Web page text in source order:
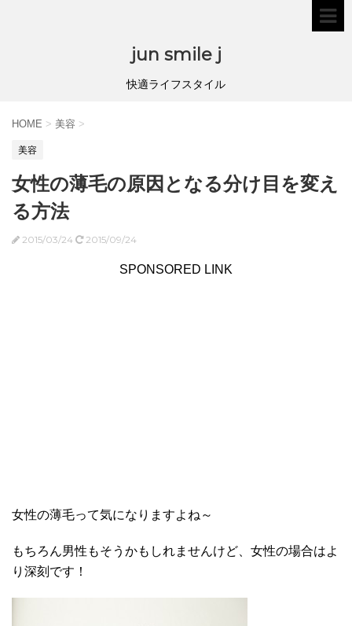
jun smile j
快適ライフスタイル
HOME > 美容 >
美容
女性の薄毛の原因となる分け目を変え
る方法
2015/03/24 2015/09/24
SPONSORED LINK
女性の薄毛って気になりますよね～
もちろん男性もそうかもしれませんけど、女性の場合はよ
り深刻です！